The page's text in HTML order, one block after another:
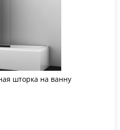
шторка на ванну